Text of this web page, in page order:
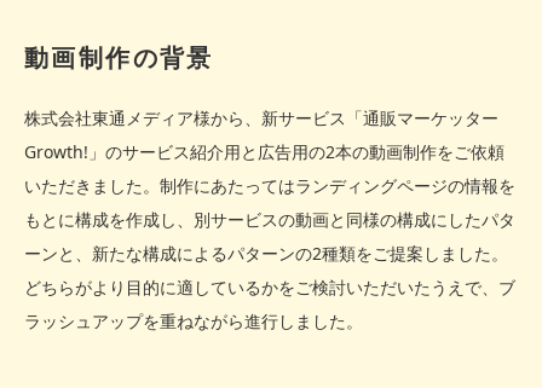
動画制作の背景
株式会社東通メディア様から、新サービス「通販マーケッター
Growth!」のサービス紹介用と広告用の2本の動画制作をご依頼
いただきました。制作にあたってはランディングページの情報を
もとに構成を作成し、別サービスの動画と同様の構成にしたパタ
ーンと、新たな構成によるパターンの2種類をご提案しました。
どちらがより目的に適しているかをご検討いただいたうえで、ブ
ラッシュアップを重ねながら進行しました。